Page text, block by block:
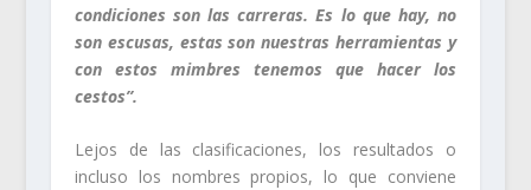
condiciones son las carreras. Es lo que hay, no
son escusas, estas son nuestras herramientas y
con estos mimbres tenemos que hacer los
cestos”.
Lejos de las clasificaciones, los resultados o
incluso los nombres propios, lo que conviene